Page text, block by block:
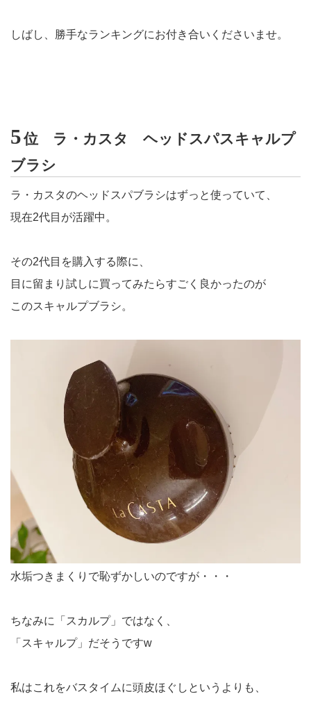
しばし、勝手なランキングにお付き合いくださいませ。
5位 ラ・カスタ ヘッドスパスキャルプ
ブラシ
ラ・カスタのヘッドスパブラシはずっと使っていて、
現在2代目が活躍中。
その2代目を購入する際に、
目に留まり試しに買ってみたらすごく良かったのが
このスキャルプブラシ。
水垢つきまくりで恥ずかしいのですが・・・
ちなみに「スカルプ」ではなく、
「スキャルプ」だそうですw
私はこれをバスタイムに頭皮ほぐしというよりも、